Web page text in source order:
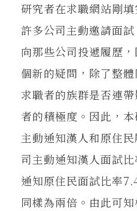
研究者在求職網站剛
許多公司主動邀請面
向那些公司投遞履歷
個新的疑問，除了整體
求職者的族群是否連
者的積極度。因此，
主動通知漢人和原住
司主動通知漢人面試
通知原住民面試比率
同樣為兩倍。由此可